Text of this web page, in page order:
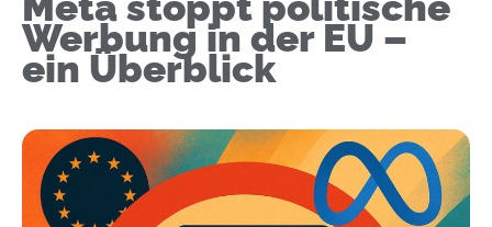
Werbung in der EU –
ein Überblick